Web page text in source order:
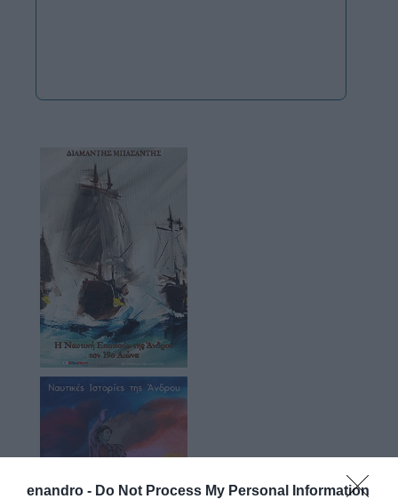
enandro - Do Not Process My Personal Information